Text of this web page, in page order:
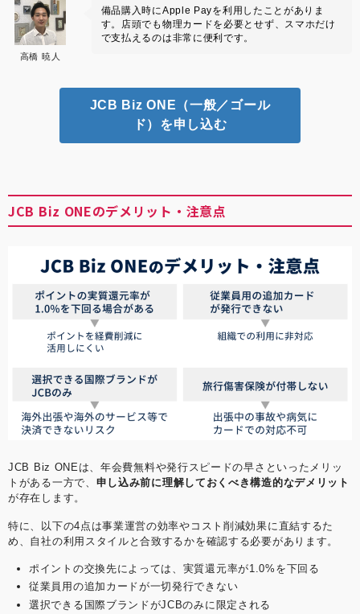
高橋 暁人
備品購入時にApple Payを利用したことがありま
す。店頭でも物理カードを必要とせず、スマホだけ
で支払えるのは非常に便利です。
JCB Biz ONE（一般／ゴール
ド）を申し込む
JCB Biz ONEのデメリット・注意点
JCB Biz ONEは、年会費無料や発行スピードの早さといったメリッ
トがある一方で、 申し込み前に理解しておくべき構造的なデメリット
が存在します。
特に、以下の4点は事業運営の効率やコスト削減効果に直結するた
め、自社の利用スタイルと合致するかを確認する必要があります。
ポイントの交換先によっては、実質還元率が1.0%を下回る
従業員用の追加カードが一切発行できない
選択できる国際ブランドがJCBのみに限定される